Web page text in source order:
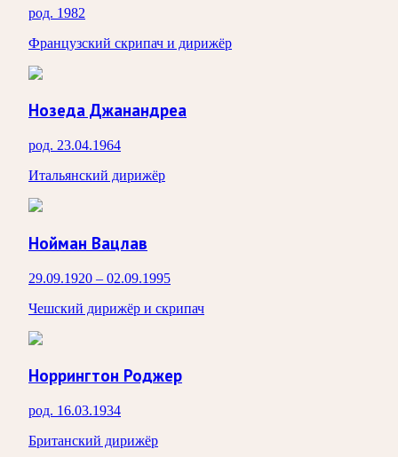
род. 1982
Французский скрипач и дирижёр
Нозеда Джанандреа
род. 23.04.1964
Итальянский дирижёр
Нойман Вацлав
29.09.1920 – 02.09.1995
Чешский дирижёр и скрипач
Норрингтон Роджер
род. 16.03.1934
Британский дирижёр